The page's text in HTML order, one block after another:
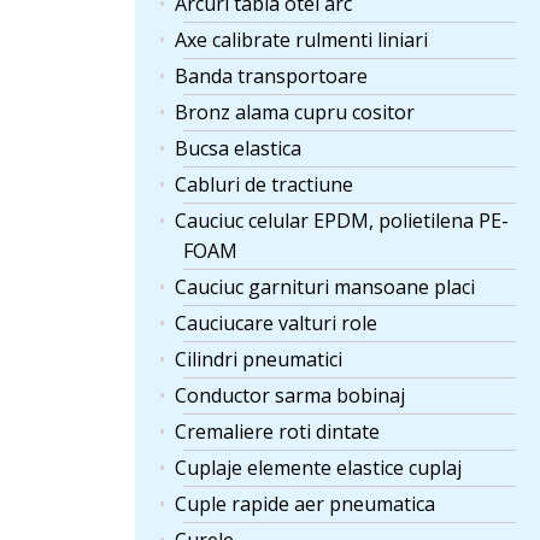
Axe calibrate rulmenti liniari
Banda transportoare
Bronz alama cupru cositor
Bucsa elastica
Cabluri de tractiune
Cauciuc celular EPDM, polietilena PE-
FOAM
Cauciuc garnituri mansoane placi
Cauciucare valturi role
Cilindri pneumatici
Conductor sarma bobinaj
Cremaliere roti dintate
Cuplaje elemente elastice cuplaj
Cuple rapide aer pneumatica